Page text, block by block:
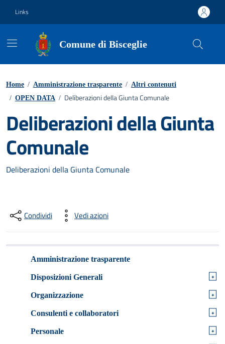
Links
Comune di Bisceglie
Home / Amministrazione trasparente / Altri contenuti
/ OPEN DATA / Deliberazioni della Giunta Comunale
Deliberazioni della Giunta
Comunale
Deliberazioni della Giunta Comunale
Condividi Vedi azioni
Amministrazione trasparente
Disposizioni Generali +
Organizzazione +
Consulenti e collaboratori +
Personale +